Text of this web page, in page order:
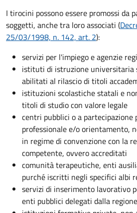
I tirocini possono essere promossi da
soggetti, anche tra loro associati (
25/03/1998, n. 142, art. 2):
servizi per l'impiego e agenzie
istituti di istruzione universitaria
abilitati al rilascio di titoli
istituzioni scolastiche statali e
titoli di studio con valore legale
centri pubblici o a partecipazione
professionale e/o orientamento,
in regime di convenzione con la
competente, ovvero accreditati
comunità terapeutiche, enti
purché iscritti negli specifici albi
servizi di inserimento lavorativo
enti pubblici delegati dalla regione